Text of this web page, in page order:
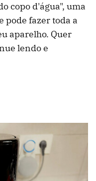
copo d'água", uma
pode fazer toda a
aparelho. Quer
lendo e